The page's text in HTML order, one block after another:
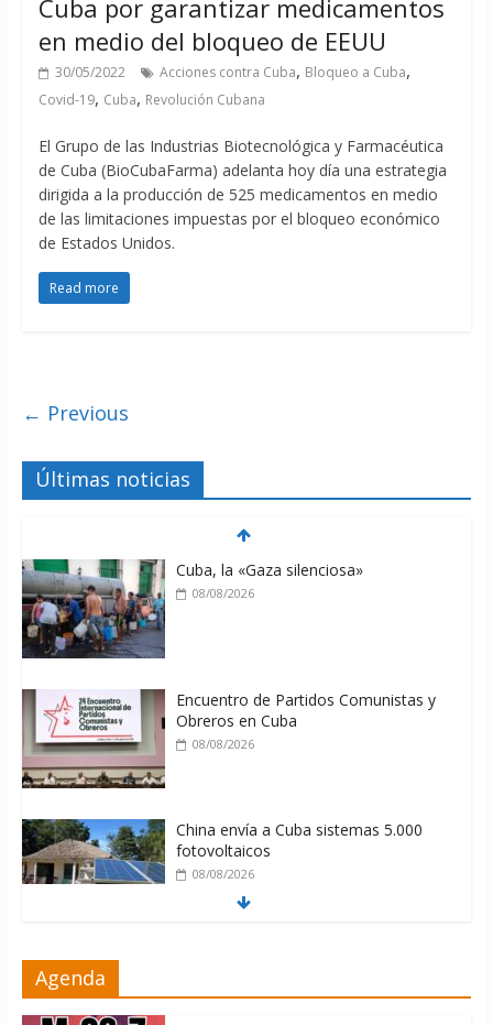
Cuba por garantizar medicamentos
en medio del bloqueo de EEUU
30/05/2022 Acciones contra Cuba, Bloqueo a Cuba,
Covid-19, Cuba, Revolución Cubana
El Grupo de las Industrias Biotecnológica y Farmacéutica
de Cuba (BioCubaFarma) adelanta hoy día una estrategia
dirigida a la producción de 525 medicamentos en medio
de las limitaciones impuestas por el bloqueo económico
de Estados Unidos.
Read more
← Previous
Últimas noticias
Cuba, la «Gaza silenciosa»
08/08/2026
Encuentro de Partidos Comunistas y
Obreros en Cuba
08/08/2026
China envía a Cuba sistemas 5.000
fotovoltaicos
08/08/2026
Cuba
Agenda